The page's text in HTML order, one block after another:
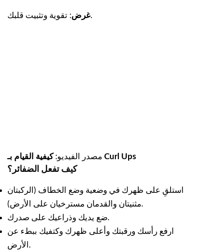
غرض: تقوية وتثبيت قلبك.
مصدر الفيديو: كيفية القيام بـ Curl Ups
كيف تفعل الضفائر؟
استلقِ على ظهرك في وضعية وضع الخطاف (الركبتان
مثنيتان والقدمان مسترخيان على الأرض).
ضع يديك وذراعيك على صدرك.
ارفع رأسك ورقبتك وأعلى ظهرك وكتفيك ببطء عن
الأرض.